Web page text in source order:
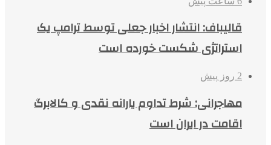
قالیباف: انتشار اخبار جعلی توسط ترامپ یک
استراتژی شکست خورده است
2 روز پیش
مهاجرانی: شرط تداوم یارانه نقدی و کالابرگ
اقامت در ایران است